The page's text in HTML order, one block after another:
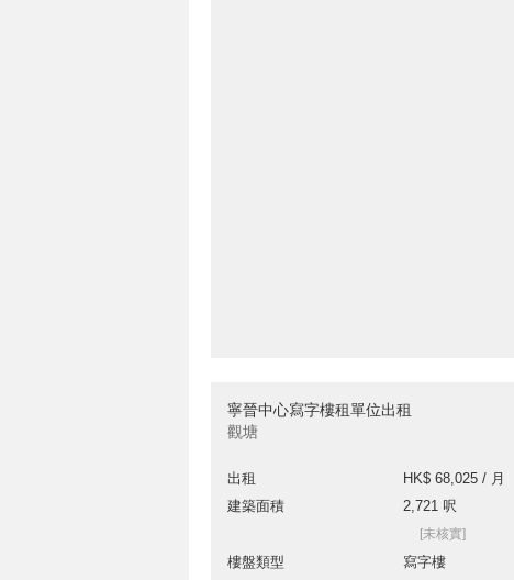
寧晉中心寫字樓租單位出租
觀塘
出租
HK$ 68,025 / 月
建築面積
2,721 呎
[未核實]
樓盤類型
寫字樓